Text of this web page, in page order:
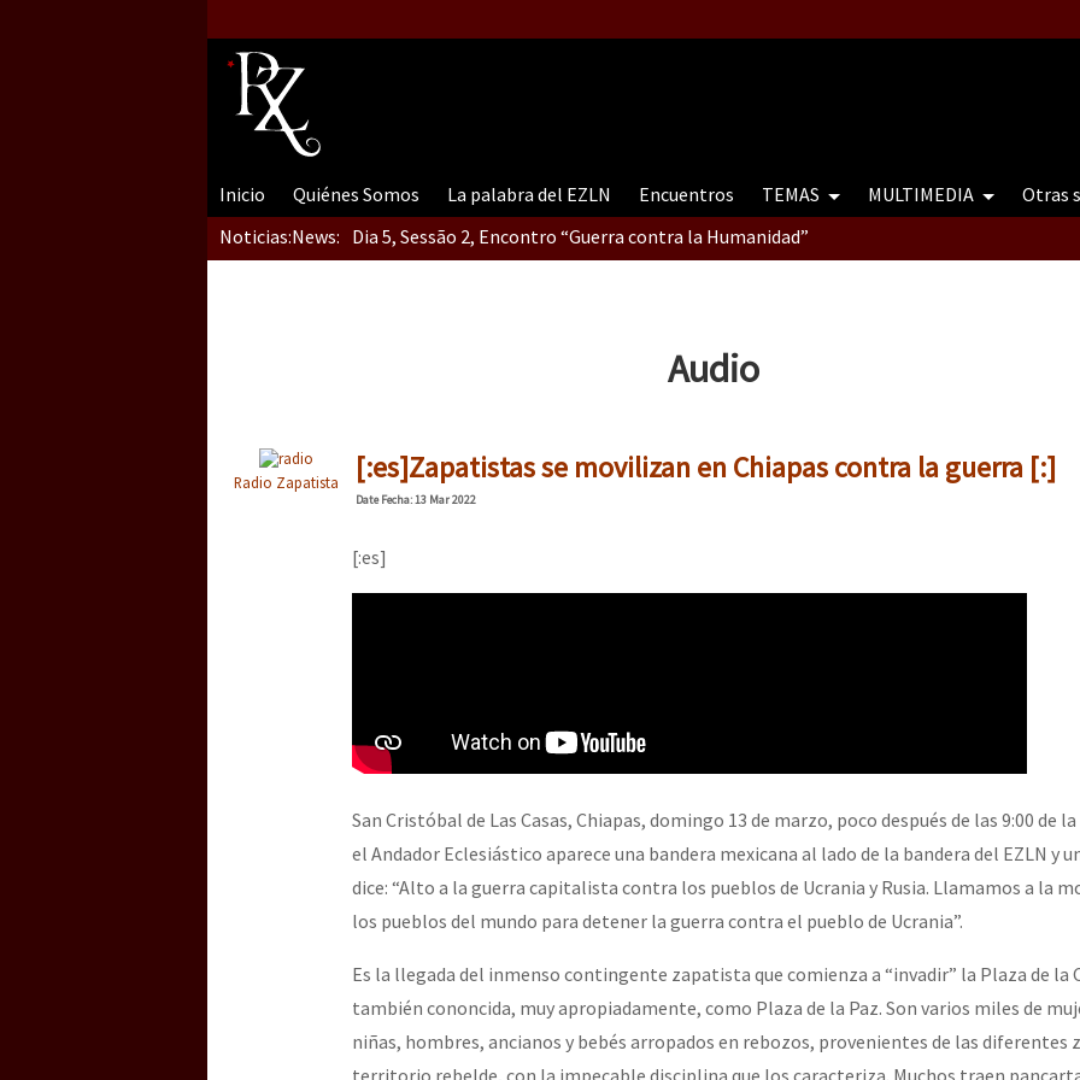
Inicio Quiénes Somos La palabra del EZLN Encuentros TEMAS MULTIMEDIA Otras
Noticias:News: Dia 5, Sessão 2, Encontro “Guerra contra la Humanidad”
Dia 1: Encontro “Guerra contra a Humanidade”
[CDMX – 20 julio] Jornadas globales por la libertad de Jesús Plácido Galindo y el alto a la
Se o México sabe, que o mundo saiba! Nossas lutas pela memória, a justiça e a dignidade
Audio
Radio Zapatista [:es]Zapatistas se movilizan en Chiapas contra la guerra [:]
DateFecha: 13 Mar 2022
[:es]
San Cristóbal de Las Casas, Chiapas, domingo 13 de marzo, poco después de las 9:00 de
el Andador Eclesiástico aparece una bandera mexicana al lado de la bandera del EZLN y
dice: “Alto a la guerra capitalista contra los pueblos de Ucrania y Rusia. Llamamos a la
los pueblos del mundo para detener la guerra contra el pueblo de Ucrania”.
Es la llegada del inmenso contingente zapatista que comienza a “invadir” la Plaza de la
también cononcida, muy apropiadamente, como Plaza de la Paz. Son varios miles de
niñas, hombres, ancianos y bebés arropados en rebozos, provenientes de las diferentes
territorio rebelde, con la impecable disciplina que los caracteriza. Muchos traen